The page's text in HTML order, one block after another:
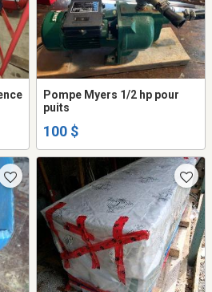
Pompe Myers 1/2 hp pour
puits
100 $